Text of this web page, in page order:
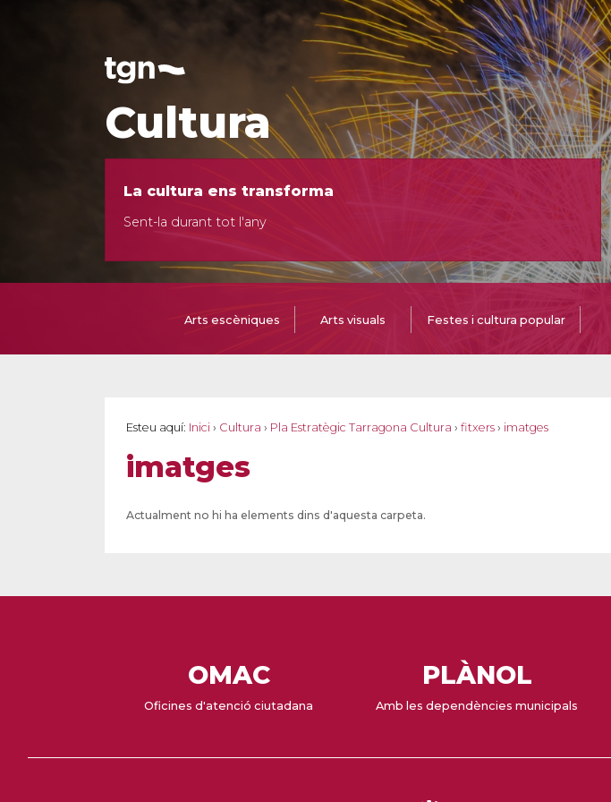
Cultura
La cultura ens transforma
Sent-la durant tot l'any
Arts escèniques Arts visuals Festes i cultura popular
Esteu aquí: Inici › Cultura › Pla Estratègic Tarragona Cultura › fitxers › imatges
imatges
Actualment no hi ha elements dins d'aquesta carpeta.
OMAC
Oficines d'atenció ciutadana
PLÀNOL
Amb les dependències municipals